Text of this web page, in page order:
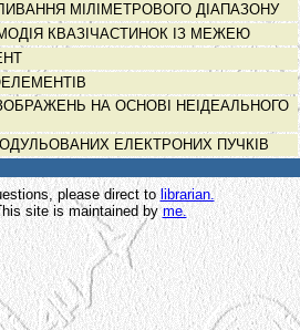
МІЛІМЕТРОВОГО ДІАПАЗОНУ
КВАЗІЧАСТИНОК ІЗ МЕЖЕЮ
НА ОСНОВІ НЕІДЕАЛЬНОГО
ЕЛЕКТРОНИХ ПУЧКІВ
please direct to librarian.
site is maintained byme.